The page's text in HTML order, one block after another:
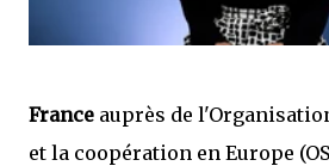
France auprès de
et la coopération en Europe